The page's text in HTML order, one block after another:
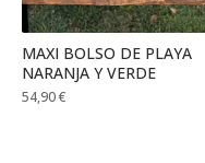
MAXI BOLSO DE PLAYA
NARANJA Y VERDE
54,90€